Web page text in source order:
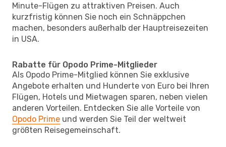
Minute-Flügen zu attraktiven Preisen. Auch
kurzfristig können Sie noch ein Schnäppchen
machen, besonders außerhalb der Hauptreisezeiten
in USA.
Rabatte für Opodo Prime-Mitglieder
Als Opodo Prime-Mitglied können Sie exklusive
Angebote erhalten und Hunderte von Euro bei Ihren
Flügen, Hotels und Mietwagen sparen, neben vielen
anderen Vorteilen. Entdecken Sie alle Vorteile von
Opodo Prime und werden Sie Teil der weltweit
größten Reisegemeinschaft.